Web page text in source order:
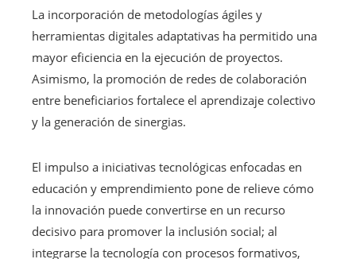
La incorporación de metodologías ágiles y
herramientas digitales adaptativas ha permitido una
mayor eficiencia en la ejecución de proyectos.
Asimismo, la promoción de redes de colaboración
entre beneficiarios fortalece el aprendizaje colectivo
y la generación de sinergias.
El impulso a iniciativas tecnológicas enfocadas en
educación y emprendimiento pone de relieve cómo
la innovación puede convertirse en un recurso
decisivo para promover la inclusión social; al
integrarse la tecnología con procesos formativos,